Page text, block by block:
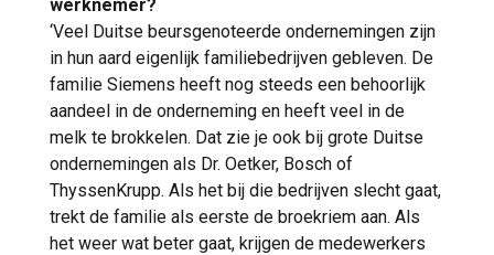
werknemer?
‘Veel Duitse beursgenoteerde ondernemingen zijn
in hun aard eigenlijk familiebedrijven gebleven. De
familie Siemens heeft nog steeds een behoorlijk
aandeel in de onderneming en heeft veel in de
melk te brokkelen. Dat zie je ook bij grote Duitse
ondernemingen als Dr. Oetker, Bosch of
ThyssenKrupp. Als het bij die bedrijven slecht gaat,
trekt de familie als eerste de broekriem aan. Als
het weer wat beter gaat, krijgen de medewerkers